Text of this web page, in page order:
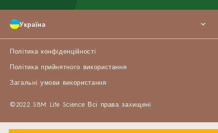
Політика конфіденційності
Політика прийнятного використання
Загальні умови використання
©2022 SBM Life Science Всі права захищені
Україна